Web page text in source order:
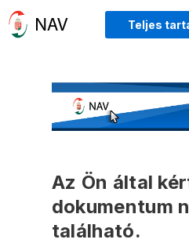
Teljes
Az Ön által
dokumentum
található.